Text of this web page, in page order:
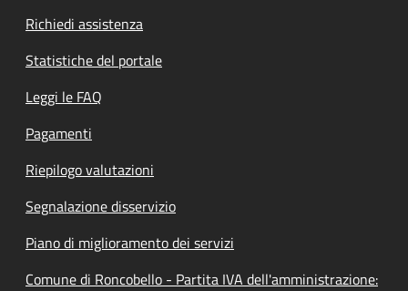
Richiedi assistenza
Statistiche del portale
Leggi le FAQ
Pagamenti
Riepilogo valutazioni
Segnalazione disservizio
Piano di miglioramento dei servizi
Comune di Roncobello - Partita IVA dell'amministrazione: